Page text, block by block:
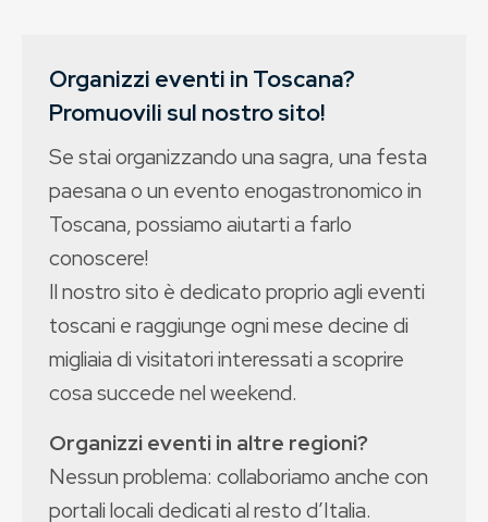
Organizzi eventi in Toscana?
Promuovili sul nostro sito!
Se stai organizzando una sagra, una festa
paesana o un evento enogastronomico in
Toscana, possiamo aiutarti a farlo
conoscere!
Il nostro sito è dedicato proprio agli eventi
toscani e raggiunge ogni mese decine di
migliaia di visitatori interessati a scoprire
cosa succede nel weekend.
Organizzi eventi in altre regioni?
Nessun problema: collaboriamo anche con
portali locali dedicati al resto d’Italia.